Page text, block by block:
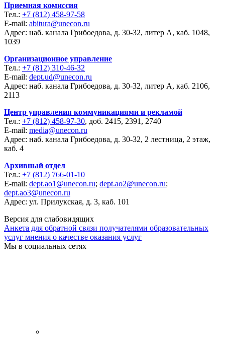
Приемная комиссия
Тел.: +7 (812) 458-97-58
E-mail: abitura@unecon.ru
Адрес: наб. канала Грибоедова, д. 30-32, литер А, каб. 1048,
1039
Организационное управление
Тел.: +7 (812) 310-46-32
E-mail: dept.ud@unecon.ru
Адрес: наб. канала Грибоедова, д. 30-32, литер А, каб. 2106,
2113
Центр управления коммуникациями и рекламой
Тел.: +7 (812) 458-97-30, доб. 2415, 2391, 2740
E-mail: media@unecon.ru
Адрес: наб. канала Грибоедова, д. 30-32, 2 лестница, 2 этаж,
каб. 4
Архивный отдел
Тел.: +7 (812) 766-01-10
E-mail: dept.ao1@unecon.ru; dept.ao2@unecon.ru;
dept.ao3@unecon.ru
Адрес: ул. Прилукская, д. 3, каб. 101
Версия для слабовидящих
Анкета для обратной связи получателями образовательных
услуг мнения о качестве оказания услуг
Мы в социальных сетях